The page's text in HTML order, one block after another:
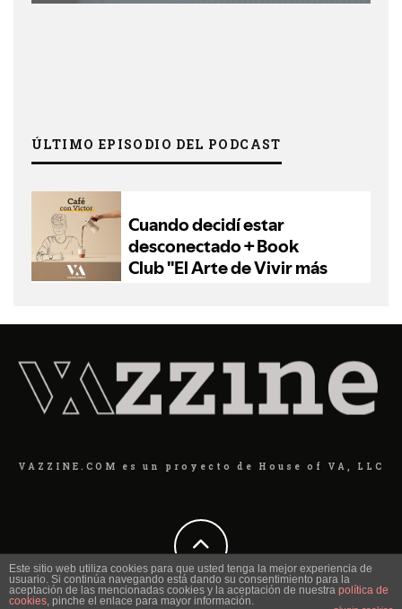
ÚLTIMO EPISODIO DEL PODCAST
VAZZINE.COM es un proyecto de House of VA, LLC
Este sitio web utiliza cookies para que usted tenga la mejor experiencia de
usuario. Si continúa navegando está dando su consentimiento para la
aceptación de las mencionadas cookies y la aceptación de nuestra política de
cookies, pinche el enlace para mayor información.